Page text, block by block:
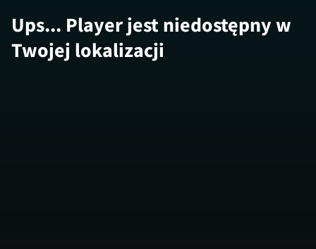
Ups... Player jest niedostępny w
Twojej lokalizacji